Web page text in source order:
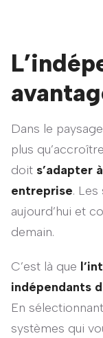
Dans le
plus
doit s’adapter
entreprise.
aujourd’hui et
demain.
C’est là que
indépendants
En
systèmes qui